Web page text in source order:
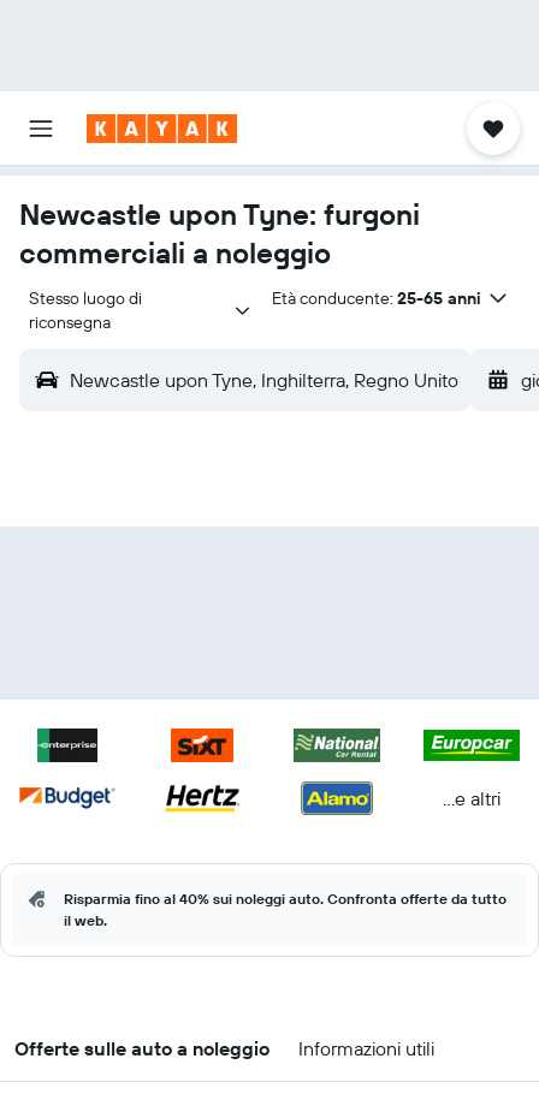
Newcastle upon Tyne: furgoni
commerciali a noleggio
Stesso luogo di
riconsegna
Età conducente: 25-65 anni
Newcastle upon Tyne, Inghilterra, Regno Unito
...e altri
Risparmia fino al 40% sui noleggi auto. Confronta offerte da tutto
il web.
Offerte sulle auto a noleggio Informazioni utili